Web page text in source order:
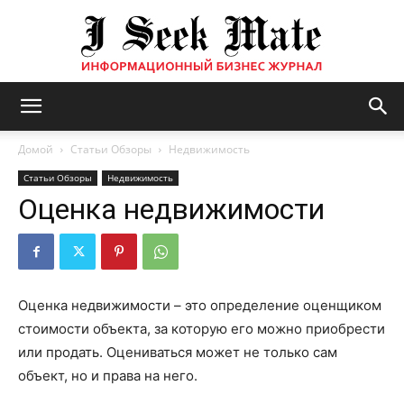
журнал
Домой Статьи Обзоры Недвижимость
Статьи Обзоры Недвижимость
Оценка недвижимости
Оценка недвижимости – это определение оценщиком
стоимости объекта, за которую его можно приобрести
или продать. Оцениваться может не только сам
объект, но и права на него.